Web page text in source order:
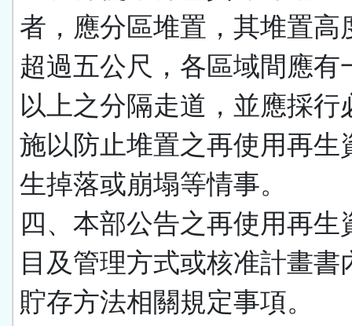
者，應分區堆置，其堆置高
超過五公尺，各區域間應有
以上之分隔走道，並應採行
施以防止堆置之再使用再生
生掉落或崩塌等情事。
四、本部公告之再使用再生
目及管理方式或核准計畫書
貯存方法相關規定事項。